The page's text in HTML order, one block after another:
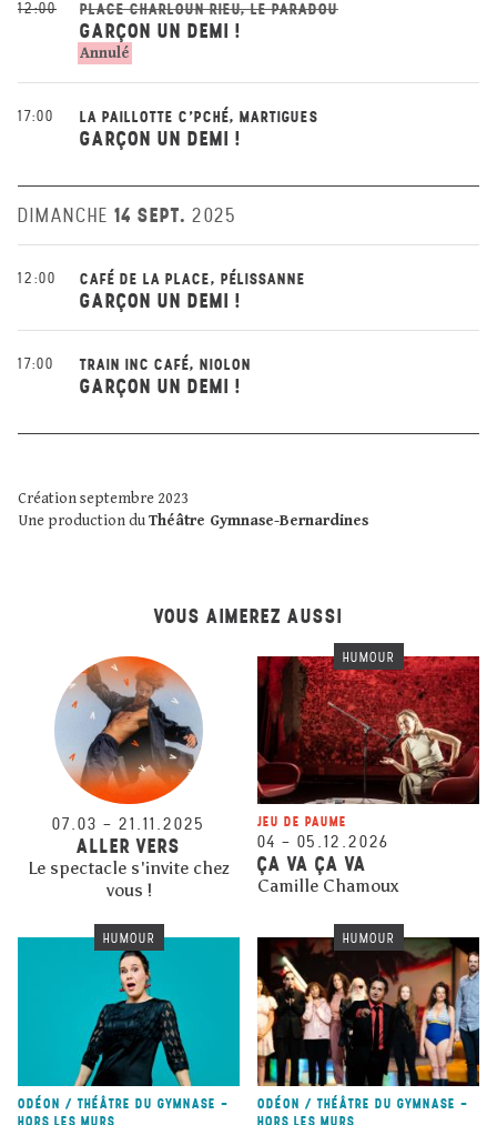
12:00 PLACE CHARLOUN RIEU, LE PARADOU
GARÇON UN DEMI !
Annulé
17:00 LA PAILLOTTE C'PCHÉ, MARTIGUES
GARÇON UN DEMI !
DIMANCHE 14 SEPT. 2025
12:00 CAFÉ DE LA PLACE, PÉLISSANNE
GARÇON UN DEMI !
17:00 TRAIN INC CAFÉ, NIOLON
GARÇON UN DEMI !
Création septembre 2023
Une production duThéâtre Gymnase-Bernardines
VOUS AIMEREZ AUSSI
07.03 – 21.11.2025
ALLER VERS
Le spectacle s'invite chez
vous !
HUMOUR
JEU DE PAUME
04 – 05.12.2026
ÇA VA ÇA VA
Camille Chamoux
HUMOUR
ODÉON / THÉÂTRE DU GYMNASE -
HORS LES MURS
HUMOUR
ODÉON / THÉÂTRE DU GYMNASE -
HORS LES MURS